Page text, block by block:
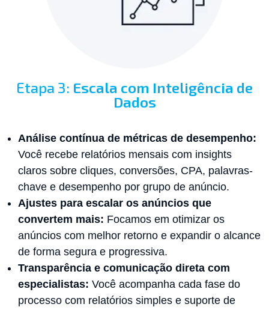
Etapa 3: Escala com Inteligência de
Dados
Análise contínua de métricas de desempenho:
Você recebe relatórios mensais com insights
claros sobre cliques, conversões, CPA, palavras-
chave e desempenho por grupo de anúncio.
Ajustes para escalar os anúncios que
convertem mais: Focamos em otimizar os
anúncios com melhor retorno e expandir o alcance
de forma segura e progressiva.
Transparência e comunicação direta com
especialistas: Você acompanha cada fase do
processo com relatórios simples e suporte de